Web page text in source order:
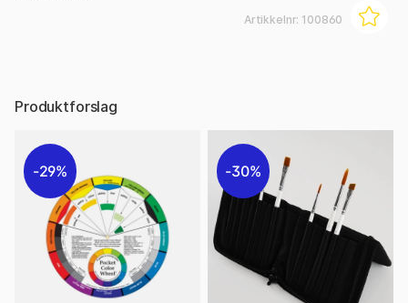
Artikkelnr: 100860
Produktforslag
29% 30%